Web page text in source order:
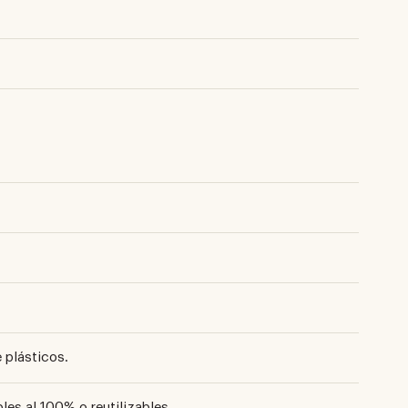
plásticos.